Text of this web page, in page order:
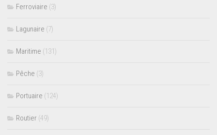
Ferroviaire (3)
Lagunaire (7)
Maritime (131)
Pêche (3)
Portuaire (124)
Routier (49)